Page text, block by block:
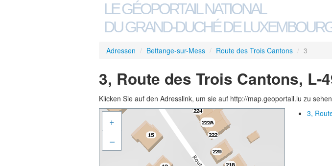
LE GÉOPORTAIL NATIONAL
DU GRAND-DUCHÉ DE
Adressen / Bettange-sur-Mess / Route des Trois Cantons / 3
3, Route des Trois Cantons, L-
Klicken Sie auf den Adresslink, um sie auf http://map.geoportail.lu zu sehen
+
–
3,